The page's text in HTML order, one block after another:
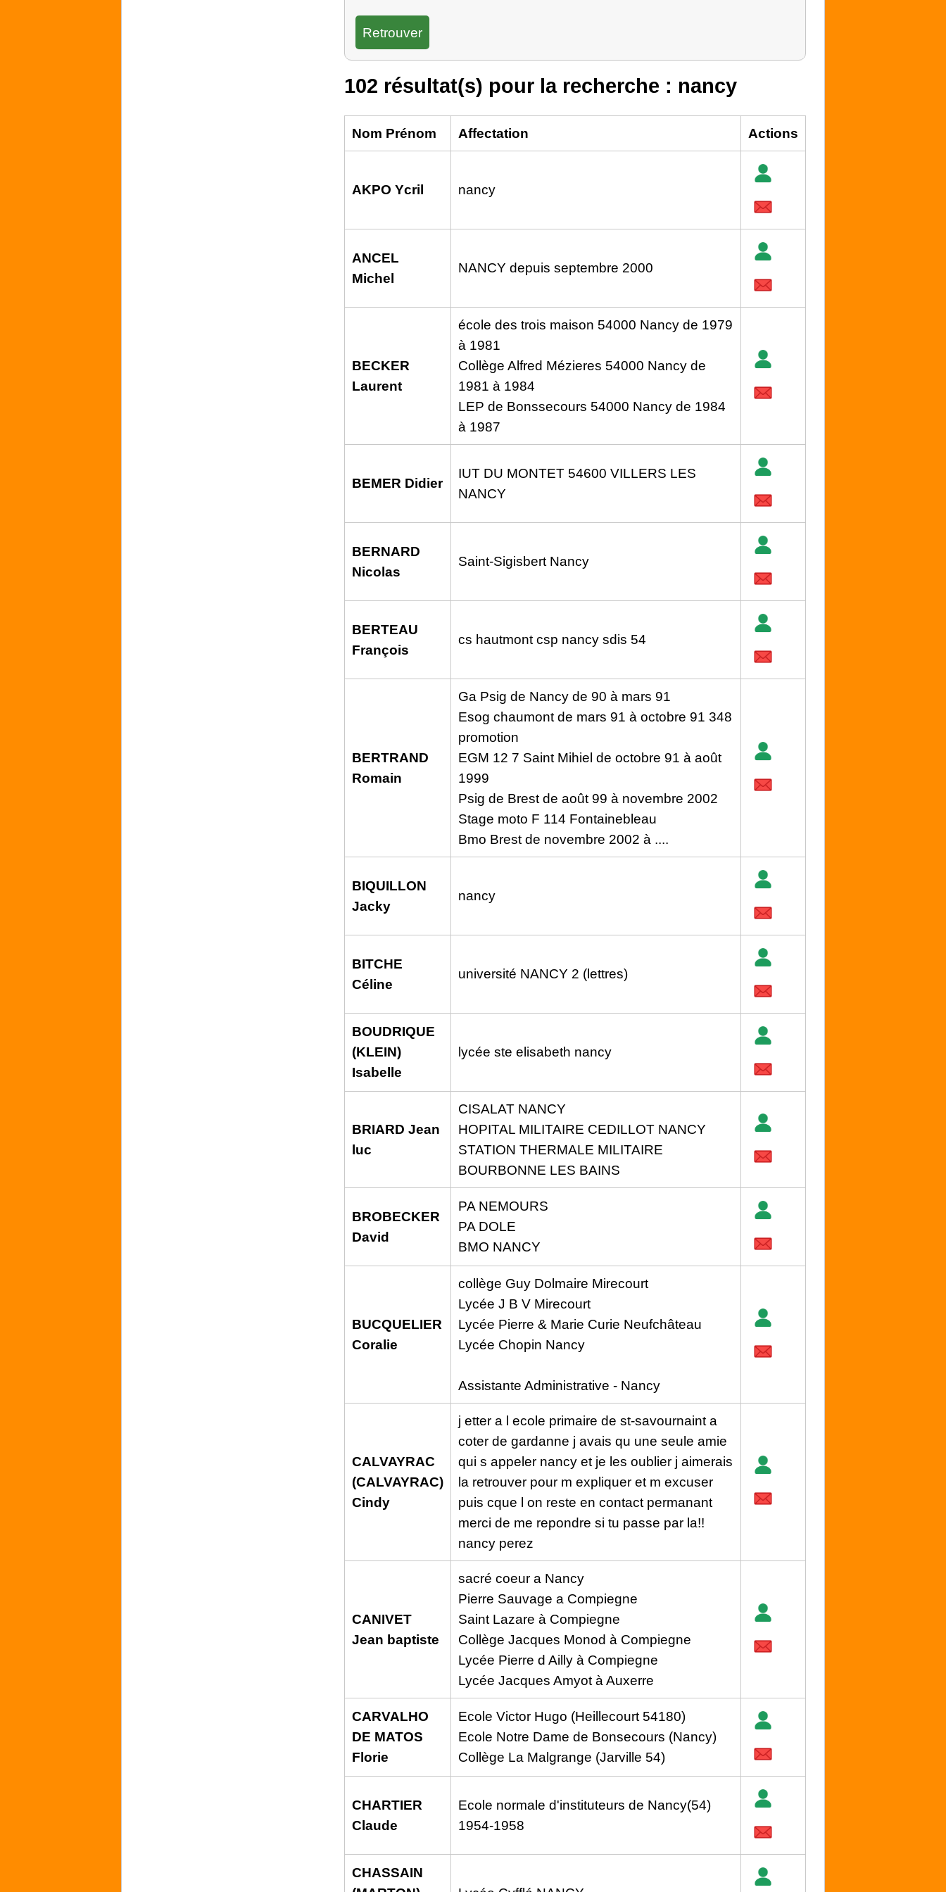
102 résultat(s) pour la recherche : nancy
Nom Prénom Affectation Actions
AKPO Ycril nancy
ANCEL
Michel
NANCY depuis septembre 2000
BECKER
Laurent
école des trois maison 54000 Nancy de 1979
à 1981
Collège Alfred Mézieres 54000 Nancy de
1981 à 1984
LEP de Bonssecours 54000 Nancy de 1984
à 1987
BEMER Didier
IUT DU MONTET 54600 VILLERS LES
NANCY
BERNARD
Nicolas
Saint-Sigisbert Nancy
BERTEAU
François
cs hautmont csp nancy sdis 54
BERTRAND
Romain
Ga Psig de Nancy de 90 à mars 91
Esog chaumont de mars 91 à octobre 91 348
promotion
EGM 12 7 Saint Mihiel de octobre 91 à août
1999
Psig de Brest de août 99 à novembre 2002
Stage moto F 114 Fontainebleau
Bmo Brest de novembre 2002 à ....
BIQUILLON
Jacky
nancy
BITCHE
Céline
université NANCY 2 (lettres)
BOUDRIQUE
(KLEIN)
Isabelle
lycée ste elisabeth nancy
BRIARD Jean
luc
CISALAT NANCY
HOPITAL MILITAIRE CEDILLOT NANCY
STATION THERMALE MILITAIRE
BOURBONNE LES BAINS
BROBECKER
David
PA NEMOURS
PA DOLE
BMO NANCY
BUCQUELIER
Coralie
collège Guy Dolmaire Mirecourt
Lycée J B V Mirecourt
Lycée Pierre & Marie Curie Neufchâteau
Lycée Chopin Nancy
Assistante Administrative - Nancy
CALVAYRAC
(CALVAYRAC)
Cindy
j etter a l ecole primaire de st-savournaint a
coter de gardanne j avais qu une seule amie
qui s appeler nancy et je les oublier j aimerais
la retrouver pour m expliquer et m excuser
puis cque l on reste en contact permanant
merci de me repondre si tu passe par la!!
nancy perez
CANIVET
Jean baptiste
sacré coeur a Nancy
Pierre Sauvage a Compiegne
Saint Lazare à Compiegne
Collège Jacques Monod à Compiegne
Lycée Pierre d Ailly à Compiegne
Lycée Jacques Amyot à Auxerre
CARVALHO
DE MATOS
Florie
Ecole Victor Hugo (Heillecourt 54180)
Ecole Notre Dame de Bonsecours (Nancy)
Collège La Malgrange (Jarville 54)
CHARTIER
Claude
Ecole normale d'instituteurs de Nancy(54)
1954-1958
CHASSAIN